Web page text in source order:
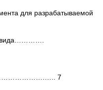
для разрабатываемой
вида………….
7